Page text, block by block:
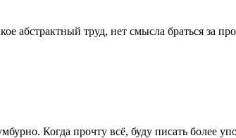
абстрактный труд, нет смысла браться за
Когда прочту всё, буду писать более